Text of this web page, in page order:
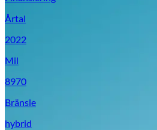
Årtal
2022
Mil
8970
Bränsle
hybrid